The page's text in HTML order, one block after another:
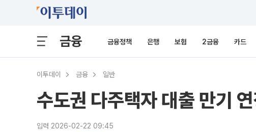
금융 금융정책 은행 보험 2금융 카드
이투데이 금융 일반
수도권 다주택자 대출 만기
입력 2026-02-22 09:45